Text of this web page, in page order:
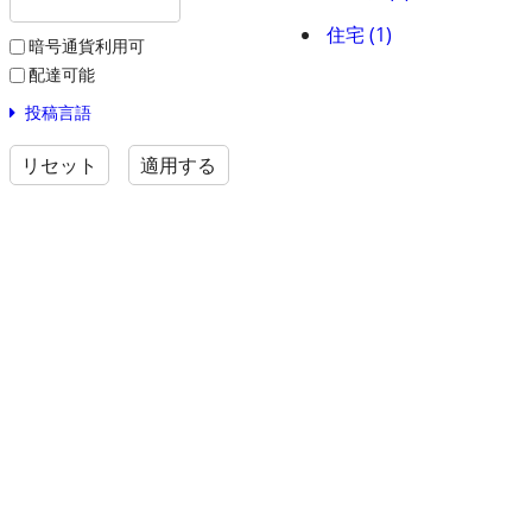
暗号通貨利用可
配達可能
投稿言語
リセット 適用する
住宅 (1)